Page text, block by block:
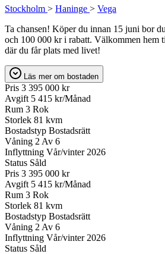
Stockholm > Haninge > Vega
Ta chansen! Köper du innan 15 juni bor
och 100 000 kr i rabatt. Välkommen hem
där du får plats med livet!
Läs mer om bostaden
Pris 3 395 000 kr
Avgift 5 415 kr/Månad
Rum 3 Rok
Storlek 81 kvm
Bostadstyp Bostadsrätt
Våning 2 Av 6
Inflyttning Vår/vinter 2026
Status Såld
Pris 3 395 000 kr
Avgift 5 415 kr/Månad
Rum 3 Rok
Storlek 81 kvm
Bostadstyp Bostadsrätt
Våning 2 Av 6
Inflyttning Vår/vinter 2026
Status Såld